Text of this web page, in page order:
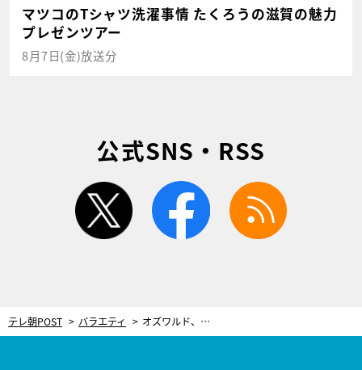
マツコのTシャツ洗濯事情 たくろうの滋賀の魅力
プレゼンツアー
8月7日(金)放送分
公式SNS・RSS
twitter facebook
テレ朝POST バラエティ オズワルド、新ネタで印象ガラリ！ 「昔ののりピー」を意識？まさかの新境地